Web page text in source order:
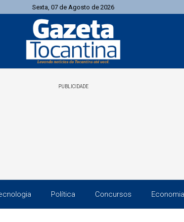
Sexta, 07 de Agosto de 2026
PUBLICIDADE
Política Concursos Economia